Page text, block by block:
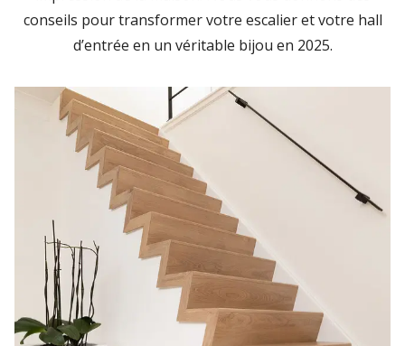
conseils pour transformer votre escalier et votre hall
d’entrée en un véritable bijou en 2025.